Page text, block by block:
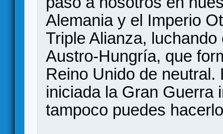
Alemania y el Imperio
Triple Alianza,
Austro-Hungría, que
Reino Unido de
iniciada la Gran Guerra
tampoco puedes